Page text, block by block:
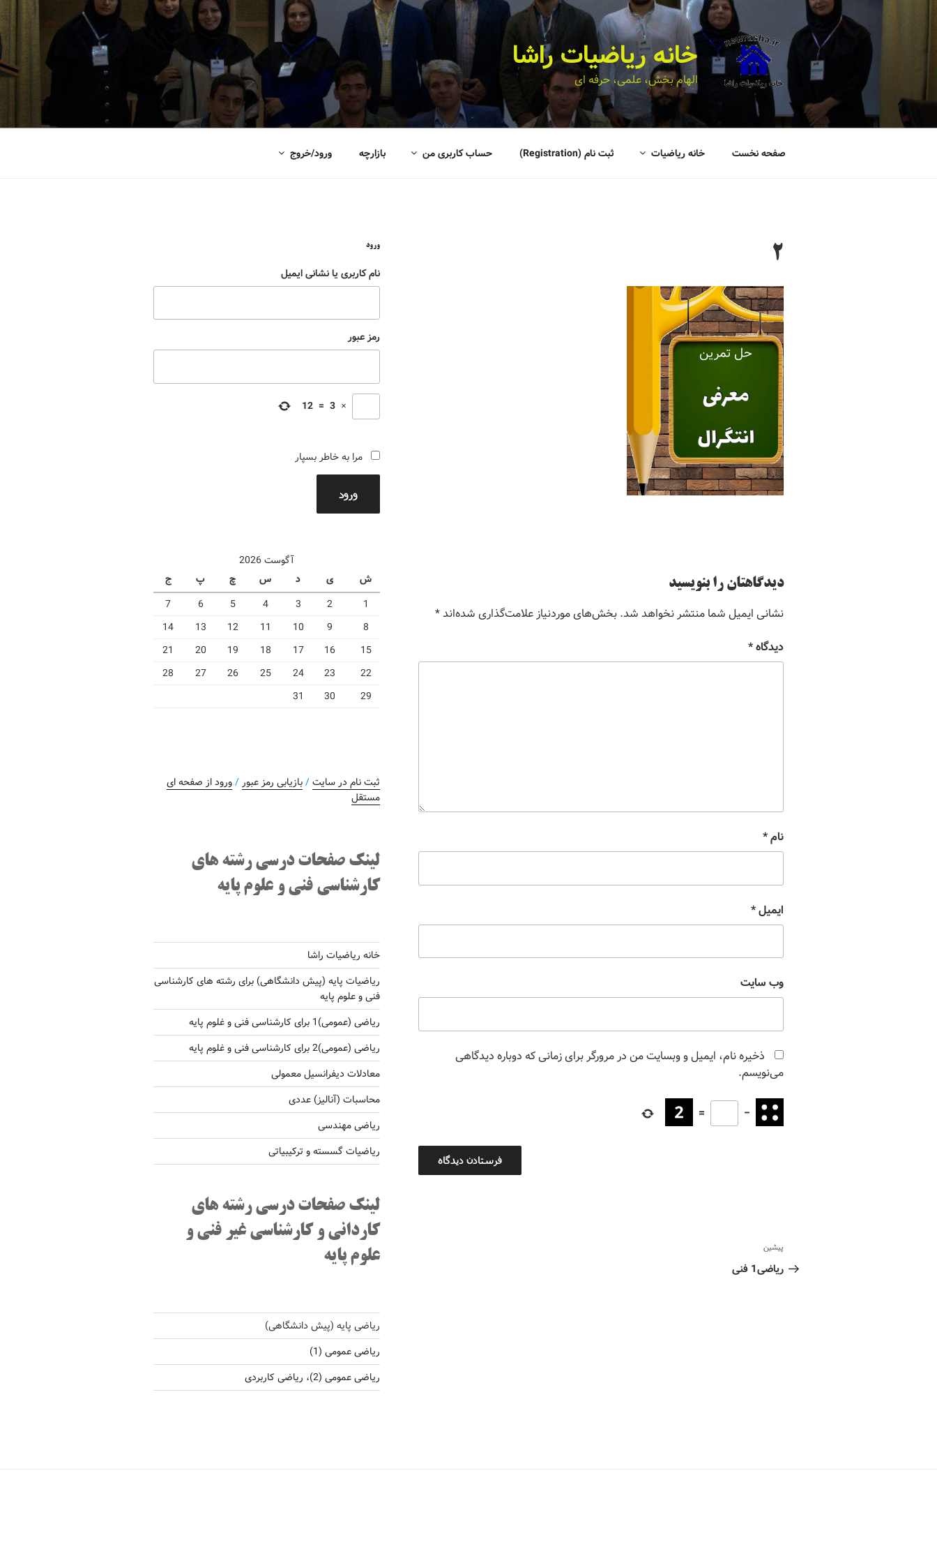
خانه ریاضیات راشا
الهام بخش، علمی، حرفه ای
صفحه نخست خانه ریاضیات ثبت نام (Registration) حساب کاربری من بازارچه ورود/خروج
2
دیدگاهتان را بنویسید
نشانی ایمیل شما منتشر نخواهد شد. بخش‌های موردنیاز علامت‌گذاری شده‌اند*
دیدگاه*
نام*
ایمیل*
وب‌ سایت
ذخیره نام، ایمیل و وبسایت من در مرورگر برای زمانی که دوباره دیدگاهی
می‌نویسم.
−
=
پیشین
ریاضی1 فنی
ورود
نام کاربری یا نشانی ایمیل
رمز عبور
×
3
=
12
مرا به خاطر بسپار
ورود
آگوست 2026
ش
ی د س چ پ
ج
1
2
3
4
5
6
7
8
9
10
11
12
13
14
15
16
17
18
19
20
21
22
23
24
25
26
27
28
29
30
31
ثبت نام در سایت/بازیابی رمز عبور /ورود از صفحه ای
مستقل
لینک صفحات درسی رشته های
کارشناسی فنی و علوم پایه
خانه ریاضیات راشا
ریاضیات پایه (پیش دانشگاهی) برای رشته های کارشناسی
فنی و علوم پایه
ریاضی (عمومی)1 برای کارشناسی فنی و غلوم پایه
ریاضی (عمومی)2 برای کارشناسی فنی و غلوم پایه
معادلات دیفرانسیل معمولی
محاسبات (آنالیز) عددی
ریاضی مهندسی
ریاضیات گسسته و ترکیبیاتی
لینک صفحات درسی رشته های
کاردانی و کارشناسی غیر فنی و
علوم پایه
ریاضی پایه (پیش دانشگاهی)
ریاضی عمومی (1)
ریاضی عمومی (2)، ریاضی کاربردی